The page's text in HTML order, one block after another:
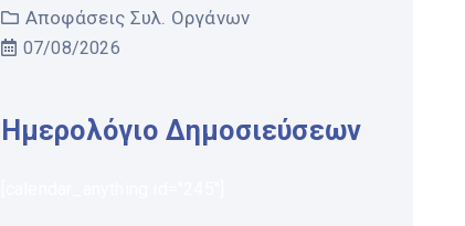
Αποφάσεις Συλ. Οργάνων
07/08/2026
Ημερολόγιο Δημοσιεύσεων